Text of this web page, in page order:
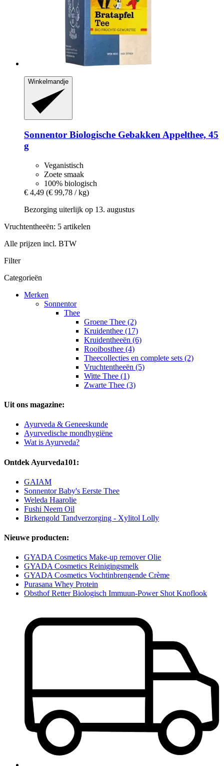
Winkelmandje
Sonnentor Biologische Gebakken Appelthee, 45
g
Veganistisch
Zoete smaak
100% biologisch
€ 4,49 (€ 99,78 / kg)
Bezorging uiterlijk op 13. augustus
Vruchtentheeën: 5 artikelen
Alle prijzen incl. BTW
Filter
Categorieën
Merken
Sonnentor
Thee
Groene Thee (2)
Kruidenthee (17)
Kruidentheeën (6)
Rooibosthee (4)
Theecollecties en complete sets (2)
Vruchtentheeën (5)
Witte Thee (1)
Zwarte Thee (3)
Uit ons magazine:
Ayurveda & Geneeskunde
Ayurvedische mondhygiëne
Wat is Ayurveda?
Ontdek Ayurveda101:
GAIAM
Sonnentor Baby's Eerste Thee
Weleda Haarolie
Fushi Neem Oil
Birkengold Tandverzorging - Xylitol Lolly
Nieuwe producten:
GYADA Cosmetics Make-up remover Olie
GYADA Cosmetics Reinigingsmelk
GYADA Cosmetics Vochtinbrengende Crème
Purasana Whey Protein
Obsthof Retter Biologisch Immuun-Power Shot Knoflook